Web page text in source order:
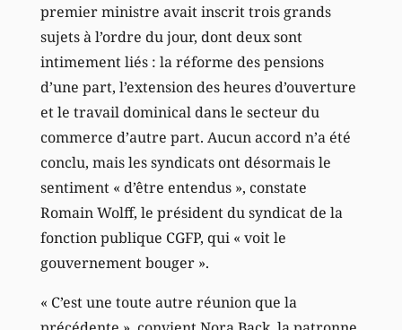
premier ministre avait inscrit trois grands
sujets à l’ordre du jour, dont deux sont
intimement liés : la réforme des pensions
d’une part, l’extension des heures d’ouverture
et le travail dominical dans le secteur du
commerce d’autre part. Aucun accord n’a été
conclu, mais les syndicats ont désormais le
sentiment « d’être entendus », constate
Romain Wolff, le président du syndicat de la
fonction publique CGFP, qui « voit le
gouvernement bouger ».
« C’est une toute autre réunion que la